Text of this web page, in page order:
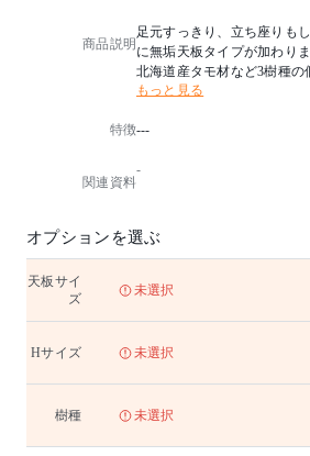
商品説明
足元すっきり、立ち座りも
に無垢天板タイプが加わりま
北海道産タモ材など3樹種
情で、幅は50mm単位で選べ
お楽しみいただけます。
調節することができるなど
W1400〜2100mm (100mm間
D700〜950mm (50mm間隔で
脚内1020mm (W1800mm以
天板無垢材
※テーブル天板はランダムマ
【脚の取り付けについて】
もっと見る
特徴---
関連資料
-
オプションを選ぶ
天板サイ
ズ
未選択
Hサイズ 未選択
樹種 未選択